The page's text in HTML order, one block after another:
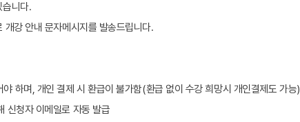
니다.
강 안내 문자메시지를 발송드립니다.
하며, 개인 결제 시 환급이 불가함(환급 없이 수강 희망시 개인결제도 가능)
신청자 이메일로 자동 발급